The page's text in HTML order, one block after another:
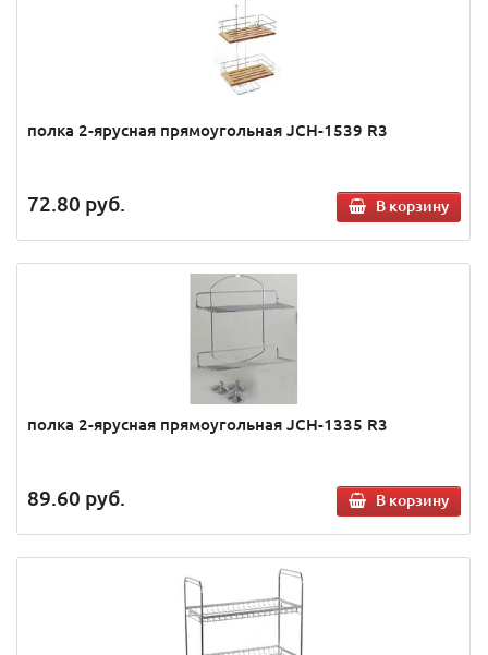
полка 2-ярусная прямоугольная JCH-1539 R3
72.80 руб. В корзину
полка 2-ярусная прямоугольная JCH-1335 R3
89.60 руб. В корзину